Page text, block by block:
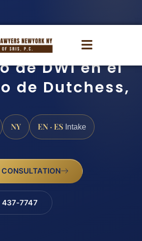
de DWI en el
de Dutchess,
NY EN · ES Intake
7747